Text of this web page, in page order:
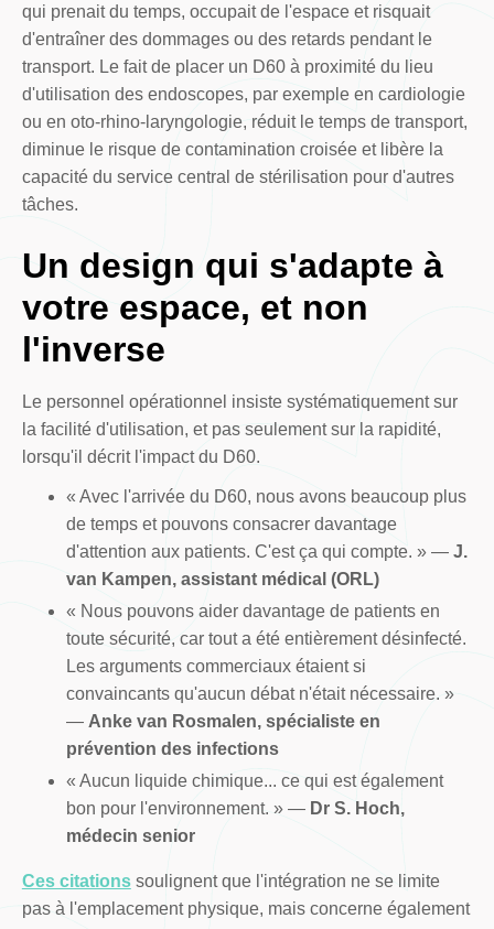
qui prenait du temps, occupait de l'espace et risquait
d'entraîner des dommages ou des retards pendant le
transport. Le fait de placer un D60 à proximité du lieu
d'utilisation des endoscopes, par exemple en cardiologie
ou en oto-rhino-laryngologie, réduit le temps de transport,
diminue le risque de contamination croisée et libère la
capacité du service central de stérilisation pour d'autres
tâches.
Un design qui s'adapte à
votre espace, et non
l'inverse
Le personnel opérationnel insiste systématiquement sur
la facilité d'utilisation, et pas seulement sur la rapidité,
lorsqu'il décrit l'impact du D60.
« Avec l'arrivée du D60, nous avons beaucoup plus
de temps et pouvons consacrer davantage
d'attention aux patients. C'est ça qui compte. » — J.
van Kampen, assistant médical (ORL)
« Nous pouvons aider davantage de patients en
toute sécurité, car tout a été entièrement désinfecté.
Les arguments commerciaux étaient si
convaincants qu'aucun débat n'était nécessaire. »
— Anke van Rosmalen, spécialiste en
prévention des infections
« Aucun liquide chimique... ce qui est également
bon pour l'environnement. » — Dr S. Hoch,
médecin senior
Ces citationssoulignent que l'intégration ne se limite
pas à l'emplacement physique, mais concerne également